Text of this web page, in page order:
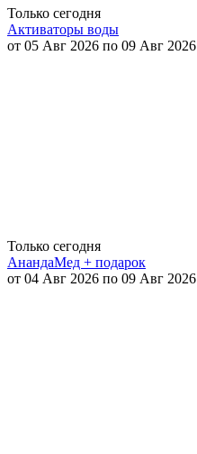
Только сегодня
Активаторы воды
от 05 Авг 2026 по 09 Авг 2026
Только сегодня
АнандаМед + подарок
от 04 Авг 2026 по 09 Авг 2026